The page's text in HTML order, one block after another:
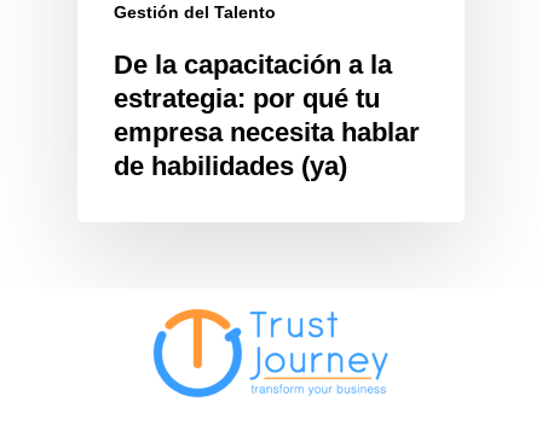
Gestión del Talento
De la capacitación a la
estrategia: por qué tu
empresa necesita hablar
de habilidades (ya)